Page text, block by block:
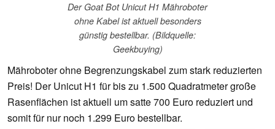
Der Goat Bot Unicut H1 Mähroboter
ohne Kabel ist aktuell besonders
günstig bestellbar. (Bildquelle:
Geekbuying)
Mähroboter ohne Begrenzungskabel zum stark reduzierten
Preis! Der Unicut H1 für bis zu 1.500 Quadratmeter große
Rasenflächen ist aktuell um satte 700 Euro reduziert und
somit für nur noch 1.299 Euro bestellbar.